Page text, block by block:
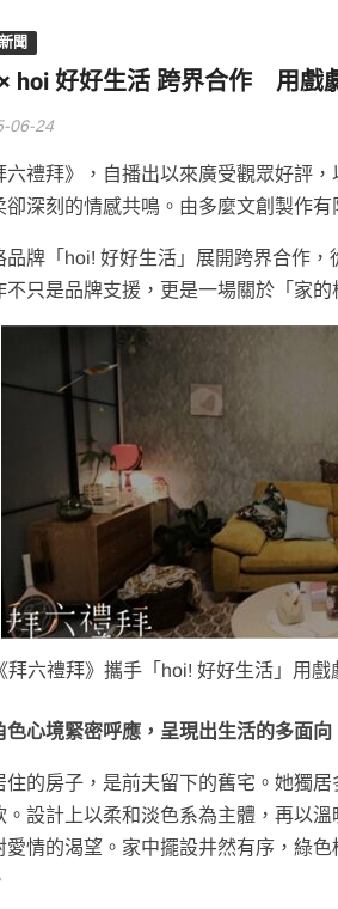
聞
× hoi 好好生活 跨界合作 用戲
06-24
六禮拜》，自播出以來廣受觀眾好評
深刻的情感共鳴。由多麼文創製作
品牌「hoi! 好好生活」展開跨界合作
不只是品牌支援，更是一場關於「家的
拜六禮拜》攜手「hoi! 好好生活」用
心境緊密呼應，呈現出生活的多面向
住的房子，是前夫留下的舊宅。她獨
。設計上以柔和淡色系為主體，再以
愛情的渴望。家中擺設井然有序，綠